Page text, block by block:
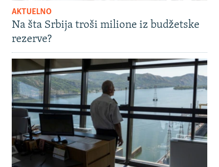
AKTUELNO
Na šta Srbija troši milione iz budžetske
rezerve?